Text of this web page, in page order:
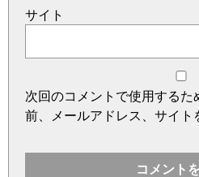
サイト
次回のコメントで使用するた
前、メールアドレス、サイト